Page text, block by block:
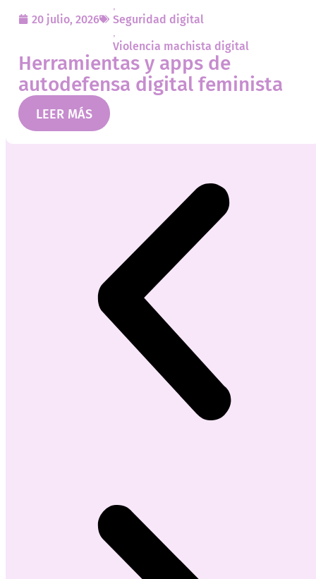
20 julio, 2026 Seguridad digital
Violencia machista digital
Herramientas y apps de
autodefensa digital feminista
LEER MÁS